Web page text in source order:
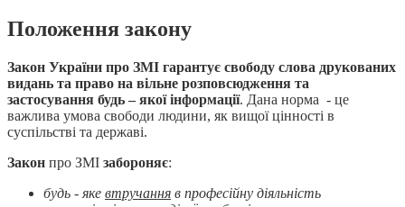
Положення закону
Закон України про ЗМІ гарантує свободу слова друкованих
видань та право на вільне розповсюдження та
застосування будь – якої інформації. Дана норма - це
важлива умова свободи людини, як вищої цінності в
суспільстві та державі.
Закон про ЗМІ забороняє:
будь - яке втручання в професійну діяльність